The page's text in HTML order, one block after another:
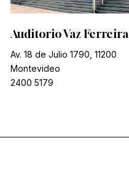
Auditorio Vaz Ferreira
Av. 18 de Julio 1790, 11200
Montevideo
2400 5179